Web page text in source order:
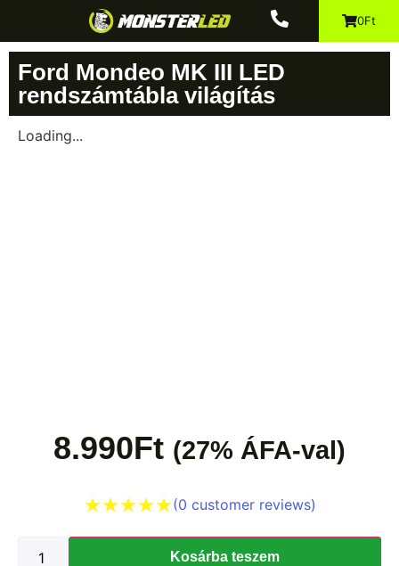
0Ft
Ford Mondeo MK III LED
rendszámtábla világítás
Loading...
8.990Ft (27% ÁFA-val)
(0 customer reviews)
Kosárba teszem